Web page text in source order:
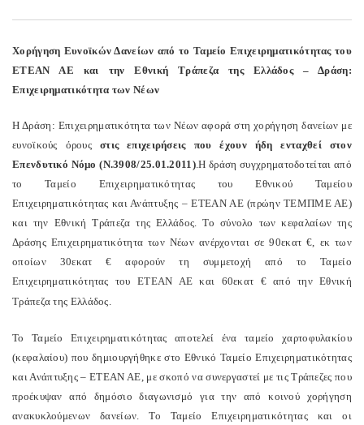
Χορήγηση Ευνοϊκών Δανείων από το Ταμείο Επιχειρηματικότητας του
ΕΤΕΑΝ ΑΕ και την Εθνική Τράπεζα της Ελλάδος – Δράση:
Επιχειρηματικότητα των Νέων
Η Δράση: Επιχειρηματικότητα των Νέων αφορά στη χορήγηση δανείων με
ευνοϊκούς όρους στις επιχειρήσεις που έχουν ήδη ενταχθεί στον
Επενδυτικό Νόμο (Ν.3908/25.01.2011).Η δράση συγχρηματοδοτείται από
το Ταμείο Επιχειρηματικότητας του Εθνικού Ταμείου
Επιχειρηματικότητας και Ανάπτυξης – ΕΤΕΑΝ ΑΕ (πρώην ΤΕΜΠΜΕ ΑΕ)
και την Εθνική Τράπεζα της Ελλάδος. Το σύνολο των κεφαλαίων της
Δράσης Επιχειρηματικότητα των Νέων ανέρχονται σε 90εκατ €, εκ των
οποίων 30εκατ € αφορούν τη συμμετοχή από το Ταμείο
Επιχειρηματικότητας του ΕΤΕΑΝ ΑΕ και 60εκατ € από την Εθνική
Τράπεζα της Ελλάδος.
Το Ταμείο Επιχειρηματικότητας αποτελεί ένα ταμείο χαρτοφυλακίου
(κεφαλαίου) που δημιουργήθηκε στο Εθνικό Ταμείο Επιχειρηματικότητας
και Ανάπτυξης – ΕΤΕΑΝ ΑΕ, με σκοπό να συνεργαστεί με τις Τράπεζες που
προέκυψαν από δημόσιο διαγωνισμό για την από κοινού χορήγηση
ανακυκλούμενων δανείων. Το Ταμείο Επιχειρηματικότητας και οι